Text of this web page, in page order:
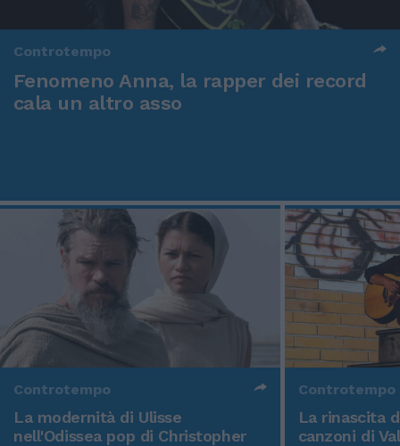
Controtempo
Fenomeno Anna, la rapper dei record
cala un altro asso
Controtempo
La modernità di Ulisse
nell'Odissea pop di Christopher
Controtempo
La rinascita
canzoni di